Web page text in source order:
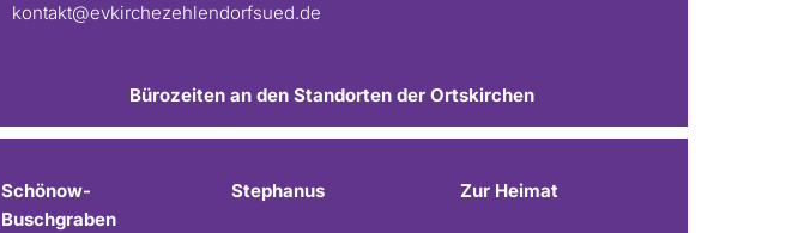
kontakt@evkirchezehlendorfsued.de
Bürozeiten an den Standorten der Ortskirchen
Schönow-
Buschgraben
Stephanus Zur Heimat